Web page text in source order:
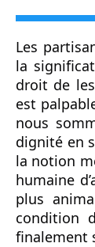
Les
la
droit de
est
nous
dignité en
la notion
humaine
plus
condition
finalement